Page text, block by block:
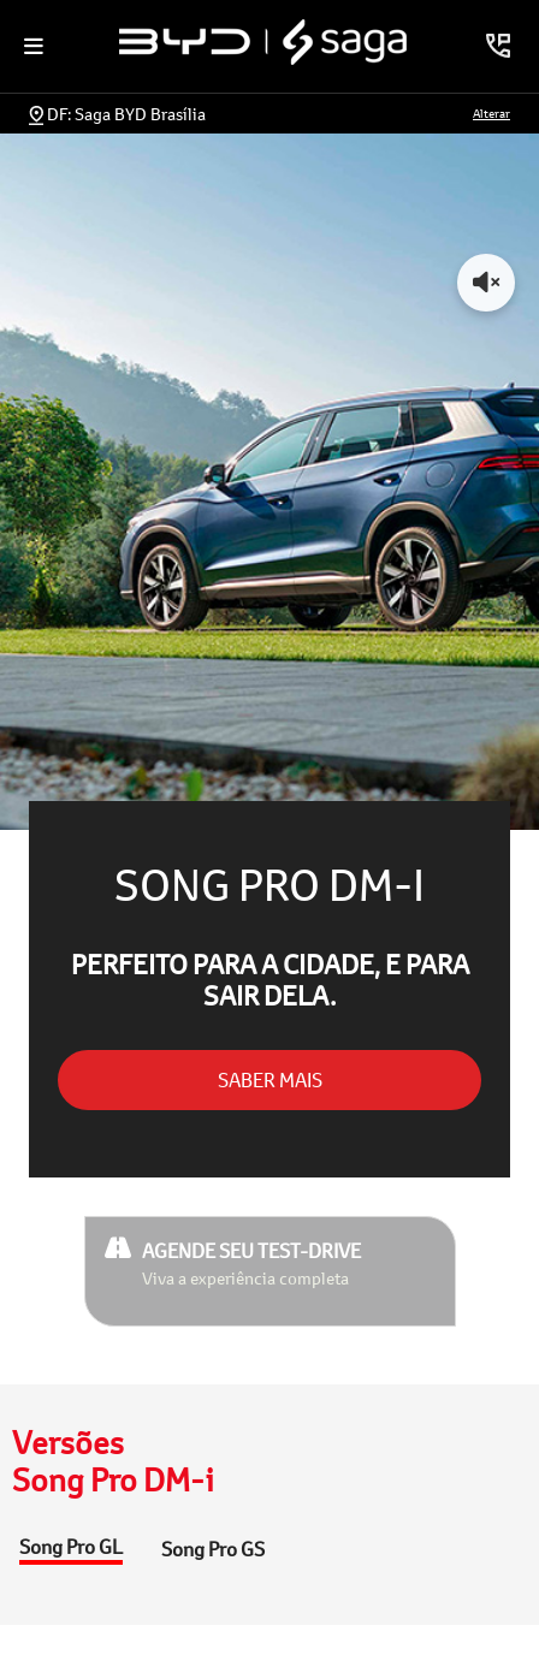
DF: Saga BYD Brasília Alterar
SONG PRO DM-I
PERFEITO PARA A CIDADE, E PARA
SAIR DELA.
SABER MAIS
AGENDE SEU TEST-DRIVE
Viva a experiência completa
Versões
Song Pro DM-i
Song Pro GL Song Pro GS